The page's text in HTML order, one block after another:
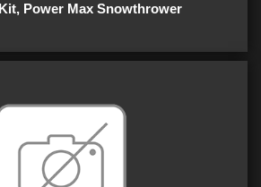
Power Max Snowthrower